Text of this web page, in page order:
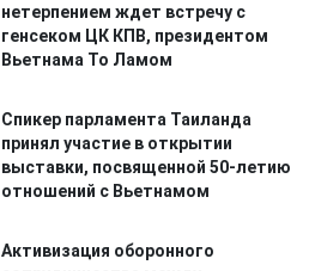
нетерпением ждет встречу с
генсеком ЦК КПВ, президентом
Вьетнама То Ламом
Спикер парламента Таиланда
принял участие в открытии
выставки, посвященной 50-летию
отношений с Вьетнамом
Активизация оборонного